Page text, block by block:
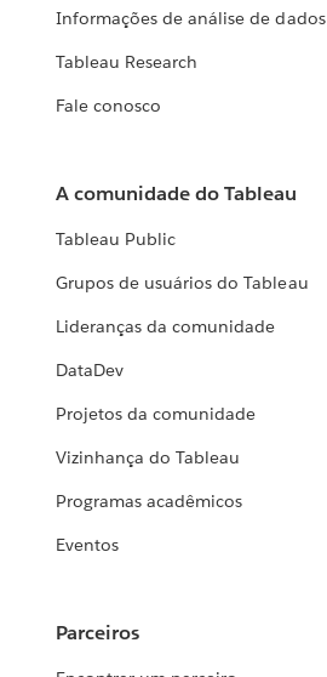
Informações de análise de dados
Tableau Research
Fale conosco
A comunidade do Tableau
Tableau Public
Grupos de usuários do Tableau
Lideranças da comunidade
DataDev
Projetos da comunidade
Vizinhança do Tableau
Programas acadêmicos
Eventos
Parceiros